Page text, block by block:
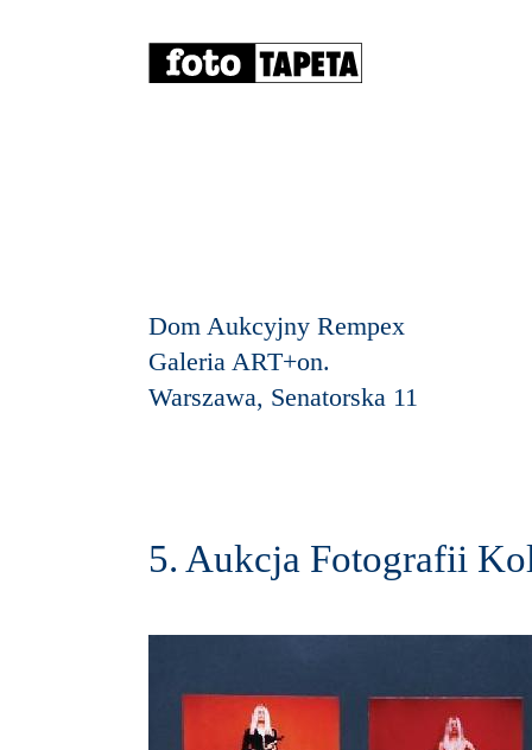
Dom Aukcyjny Rempex
Galeria ART+on.
Warszawa, Senatorska 11
5. Aukcja Fotografii